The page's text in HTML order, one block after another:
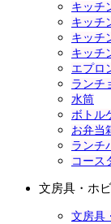
キッチ
キッチ
キッチ
キッチ
エプロ
ランチ
水筒
ボトル
お弁当
ランチ
コース
文房具・ホ
文房具